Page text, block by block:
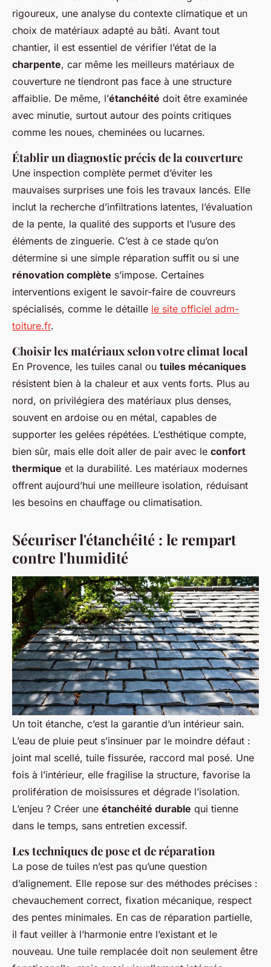
rigoureux, une analyse du contexte climatique et un
choix de matériaux adapté au bâti. Avant tout
chantier, il est essentiel de vérifier l’état de la
charpente, car même les meilleurs matériaux de
couverture ne tiendront pas face à une structure
affaiblie. De même, l’étanchéité doit être examinée
avec minutie, surtout autour des points critiques
comme les noues, cheminées ou lucarnes.
Établir un diagnostic précis de la couverture
Une inspection complète permet d’éviter les
mauvaises surprises une fois les travaux lancés. Elle
inclut la recherche d’infiltrations latentes, l’évaluation
de la pente, la qualité des supports et l’usure des
éléments de zinguerie. C’est à ce stade qu’on
détermine si une simple réparation suffit ou si une
rénovation complète s’impose. Certaines
interventions exigent le savoir-faire de couvreurs
spécialisés, comme le détaille le site officiel adm-
toiture.fr.
Choisir les matériaux selon votre climat local
En Provence, les tuiles canal ou tuiles mécaniques
résistent bien à la chaleur et aux vents forts. Plus au
nord, on privilégiera des matériaux plus denses,
souvent en ardoise ou en métal, capables de
supporter les gelées répétées. L’esthétique compte,
bien sûr, mais elle doit aller de pair avec le confort
thermique et la durabilité. Les matériaux modernes
offrent aujourd’hui une meilleure isolation, réduisant
les besoins en chauffage ou climatisation.
Sécuriser l'étanchéité : le rempart
contre l'humidité
Un toit étanche, c’est la garantie d’un intérieur sain.
L’eau de pluie peut s’insinuer par le moindre défaut :
joint mal scellé, tuile fissurée, raccord mal posé. Une
fois à l’intérieur, elle fragilise la structure, favorise la
prolifération de moisissures et dégrade l’isolation.
L’enjeu ? Créer une étanchéité durable qui tienne
dans le temps, sans entretien excessif.
Les techniques de pose et de réparation
La pose de tuiles n’est pas qu’une question
d’alignement. Elle repose sur des méthodes précises :
chevauchement correct, fixation mécanique, respect
des pentes minimales. En cas de réparation partielle,
il faut veiller à l’harmonie entre l’existant et le
nouveau. Une tuile remplacée doit non seulement être